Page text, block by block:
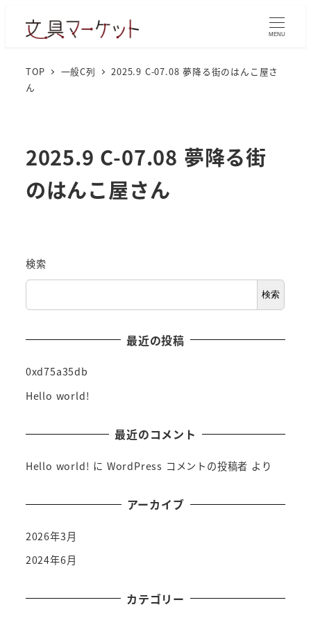
MENU
TOP 一般C列
2025.9 C-07.08 夢降る街のはんこ屋さ
ん
2025.9 C-07.08 夢降る街
のはんこ屋さん
検索
検索
最近の投稿
0xd75a35db
Hello world!
最近のコメント
Hello world! に WordPress コメントの投稿者 より
アーカイブ
2026年3月
2024年6月
カテゴリー